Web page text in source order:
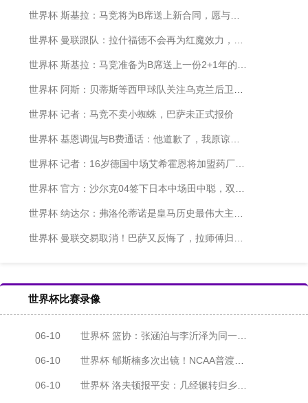
世界杯 斯基拉：马竞将为B席送上新合同，愿与其签约2+1年
世界杯 曼联跟队：拉什福德不会再为红魔效力，没有球队想接盘奥纳纳
世界杯 斯基拉：马竞准备为B席送上一份2+1年的新合约
世界杯 阿斯：贝蒂斯等西甲球队关注乌克兰后卫新星维夫恰连科
世界杯 记者：马竞不卖小蜘蛛，巴萨未正式报价
世界杯 基恩调侃与B费通话：他道歉了，我原谅他了，我们聊得非常好
世界杯 记者：16岁德国中场艾希霍恩将加盟药厂，转会100%敲定
世界杯 官方：沙尔克04签下日本中场田中聪，双方签约至2030年
世界杯 纳达尔：弗洛伦蒂诺是皇马历史最伟大主席，他的使命尚未完成
世界杯 曼联交易取消！巴萨又反悔了，拉师傅归队，太魔幻了
世界杯比赛录像
06-10 世界杯 篮协：张涵泊与李沂泽为同一人 虚报年龄禁赛三年
06-10 世界杯 郇斯楠多次出镜！NCAA普渡大学发布夏训集锦
06-10 世界杯 洛夫顿报平安：几经辗转归乡 感谢上海感谢中国